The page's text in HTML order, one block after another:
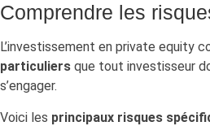
Comprendre les
L’investissement en private equity
particuliers que tout investisseur
s’engager.
Voici les principaux risques